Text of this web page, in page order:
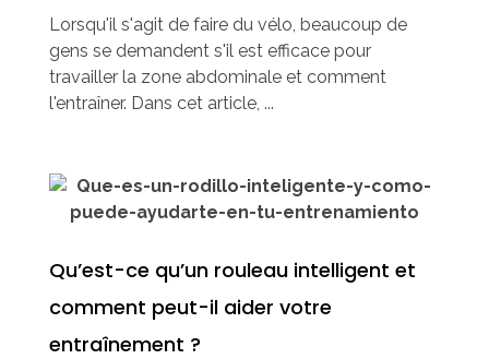
Lorsqu'il s'agit de faire du vélo, beaucoup de
gens se demandent s'il est efficace pour
travailler la zone abdominale et comment
l'entraîner. Dans cet article, ...
Qu’est-ce qu’un rouleau intelligent et
comment peut-il aider votre
entraînement ?